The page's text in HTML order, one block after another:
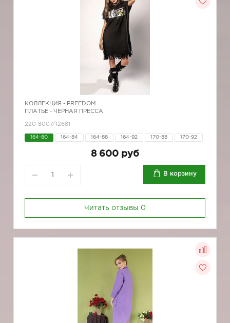
КОЛЛЕКЦИЯ - FREEDOM
ПЛАТЬЕ - ЧЕРНАЯ ПРЕССА
220-8007/12681
164-80 164-84 164-88 164-92 170-88 170-92
8 600 руб
В корзину
Читать отзывы 0